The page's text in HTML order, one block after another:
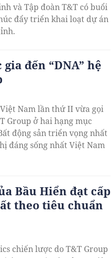
và Tập đoàn T&T có buổi
đẩy triển khai loạt dự án
đến “DNA” hệ
Nam lần thứ II vừa gọi
Group ở hai hạng mục
động sản triển vọng nhất
đáng sống nhất Việt Nam
Bầu Hiển đạt cấp
theo tiêu chuẩn
chiến lược do T&T Group